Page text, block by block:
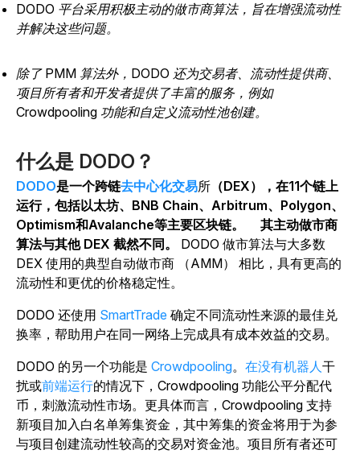
DODO 平台采用积极主动的做市商算法，旨在增强流动性
并解决这些问题。
除了 PMM 算法外，DODO 还为交易者、流动性提供商、
项目所有者和开发者提供了丰富的服务，例如
Crowdpooling 功能和自定义流动性池创建。
什么是 DODO？
DODO是一个跨链去中心化交易所 （DEX），在11个链上
运行，包括以太坊、BNB Chain、Arbitrum、Polygon、
Optimism和Avalanche等主要区块链。
其主动做市商
算法与其他 DEX 截然不同。 DODO 做市算法与大多数
DEX 使用的典型自动做市商 （AMM） 相比，具有更高的
流动性和更优的价格稳定性。
DODO 还使用 SmartTrade 确定不同流动性来源的最佳兑
换率，帮助用户在同一网络上完成具有成本效益的交易。
DODO 的另一个功能是 Crowdpooling。 在没有机器人干
扰或前端运行的情况下，Crowdpooling 功能公平分配代
币，刺激流动性市场。更具体而言，Crowdpooling 支持
新项目加入白名单筹集资金，其中筹集的资金将用于为参
与项目创建流动性较高的交易对资金池。项目所有者还可